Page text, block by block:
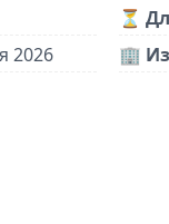
2026
⏳
🏢